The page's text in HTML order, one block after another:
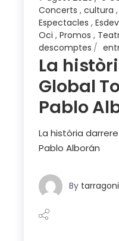
Concerts ,cultura
Espectacles ,
Oci ,Promos ,
descomptes
La
Global
Pablo
La història
Pablo Alborán
By